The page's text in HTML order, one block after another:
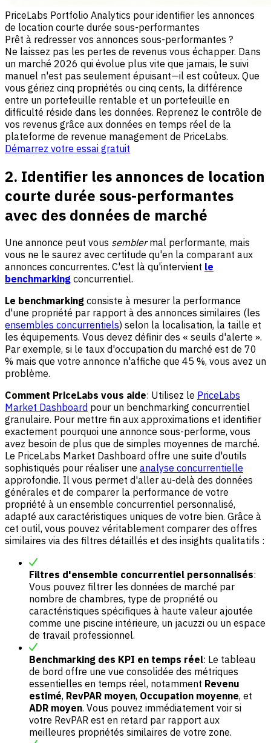
PriceLabs Portfolio Analytics pour identifier les annonces
de location courte durée sous-performantes
Prêt à redresser vos annonces sous-performantes ?
Ne laissez pas les pertes de revenus vous échapper. Dans
un marché 2026 qui évolue plus vite que jamais, le suivi
manuel n'est pas seulement épuisant—il est coûteux. Que
vous gériez cinq propriétés ou cinq cents, la différence
entre un portefeuille rentable et un portefeuille en
difficulté réside dans les données. Reprenez le contrôle de
vos revenus grâce aux données en temps réel de la
plateforme de revenue management de PriceLabs.
Démarrez votre essai gratuit
2. Identifier les annonces de location
courte durée sous-performantes
avec des données de marché
Une annonce peut vous semblermal performante, mais
vous ne le saurez avec certitude qu'en la comparant aux
annonces concurrentes. C'est là qu'intervient le
benchmarking concurrentiel.
Le benchmarking consiste à mesurer la performance
d'une propriété par rapport à des annonces similaires (les
ensembles concurrentiels) selon la localisation, la taille et
les équipements. Vous devez définir des « seuils d'alerte ».
Par exemple, si le taux d'occupation du marché est de 70
% mais que votre annonce n'affiche que 45 %, vous avez un
problème.
Comment PriceLabs vous aide: Utilisez le PriceLabs
Market Dashboard pour un benchmarking concurrentiel
granulaire. Pour mettre fin aux approximations et identifier
exactement pourquoi une annonce sous-performe, vous
avez besoin de plus que de simples moyennes de marché.
Le PriceLabs Market Dashboard offre une suite d'outils
sophistiqués pour réaliser une analyse concurrentielle
approfondie. Il vous permet d'aller au-delà des données
générales et de comparer la performance de votre
propriété à un ensemble concurrentiel personnalisé,
adapté aux caractéristiques uniques de votre bien. Grâce à
cet outil, vous pouvez véritablement comparer des offres
similaires via des filtres détaillés et des insights qualitatifs :
Filtres d'ensemble concurrentiel personnalisés:
Vous pouvez filtrer les données de marché par
nombre de chambres, type de propriété ou
caractéristiques spécifiques à haute valeur ajoutée
comme une piscine intérieure, un jacuzzi ou un espace
de travail professionnel.
Benchmarking des KPI en temps réel: Le tableau
de bord offre une vue consolidée des métriques
essentielles en temps réel, notamment Revenu
estimé, RevPAR moyen, Occupation moyenne, et
ADR moyen. Vous pouvez immédiatement voir si
votre RevPAR est en retard par rapport aux
meilleures propriétés similaires de votre zone.